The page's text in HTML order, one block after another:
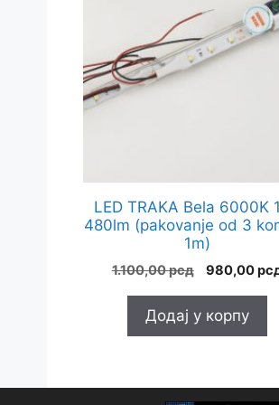
LED TRAKA Bela 6000K
480lm (pakovanje od 3
1m)
1.100,00рсд
била:
980,00
Додај у корпу